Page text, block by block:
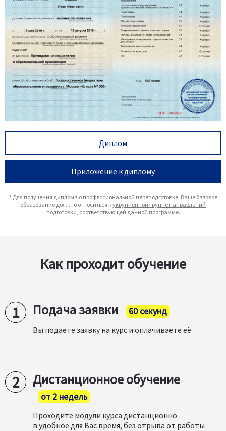
Диплом
Приложение к диплому
* Для получения диплома о профессиональной переподготовке, Ваше базовое
образование должно относиться кукрупненной группе направлений
подготовки , соответствующей данной программе.
Как проходит обучение
Подача заявки 60 секунд
Вы подаете заявку на курс и оплачиваете её
Дистанционное обучение
от 2 недель
Проходите модули курса дистанционно
в удобное для Вас время, без отрыва от работы